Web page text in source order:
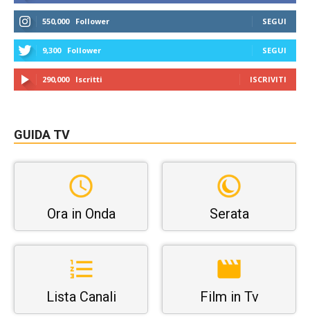
550,000 Follower SEGUI
9,300 Follower SEGUI
290,000 Iscritti ISCRIVITI
GUIDA TV
Ora in Onda Serata
Lista Canali Film in Tv